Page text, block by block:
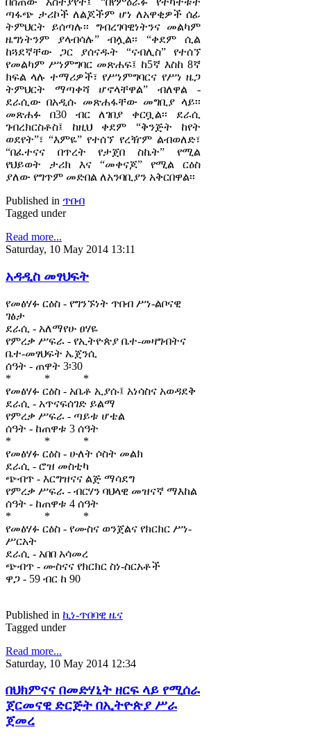
ጣፋጭ ታሪኮች ለልጆችም ሆነ ለአዋቂዎች ሰፊ
ትምህርት ይሰጣሉ፡፡ ግብረገባዊነትንና መልካም
ዜግነትንም ያላብሳሉ” ብሏል፡፡ “ቀደም ሲል
ከጓደኛቸው ጋር ያሰናዱት “ናብሊስ” የተሰኘ
የመልካም ሥነምግባር መጽሐፍ፤ ከ5ኛ እስከ 8ኛ
ክፍል ላሉ ተማሪዎች፣ የሥነምግባርና የሥነ ዜጋ
ትምህርት ማጣቀሻ ሆኖላቸዋል” ብለዋል -
ደራሲው በአዲሱ መጽሐፋቸው መግቢያ ላይ፡፡
መጽሐፉ በ30 ብር ለገበያ ቀርቧል፡፡ ደራሲ
ገብረክርስቶስ፤ ከዚህ ቀደም “ቅንጅት ከየት
ወደየት”፣ “እምዬ” የተሰኘ የረዥም ልብወለድ፣
“በፈተናና በጥረት የታጀበ ስኬት” የሚል
የህይወት ታሪክ እና “መቀናጆ” የሚል ርዕስ
ያለው የግጥም መድበል ለአንባቢያን አቅርበዋል፡፡
Published in ጥበብ
Tagged under
Read more...
Saturday, 10 May 2014 13:11
አዳዲስ መፃህፍት
የመፅሃፉ ርዕስ - የግንኙነት ጥበብ ሥነ-ልቦናዊ
ገፅታ
ደራሲ - አለማየሁ ፀሃዬ
የምረቃ ሥፍራ - የኢትዮጵያ ቤተ-መዛግብትና
ቤተ-መፃህፍት ኤጀንሲ
ሰዓት - ጠዋት 3፡30
* * *
የመፅሃፉ ርዕስ - አቤቶ ኢያሱ፤ አነሳስና አወዳደቅ
ደራሲ - አጥናፍሰገድ ይልማ
የምረቃ ሥፍራ - ጣይቱ ሆቴል
ሰዓት - ከጠዋቱ 3 ሰዓት
* * *
የመፅሃፉ ርዕስ - ሁለት ሶስት መልክ
ደራሲ - ሮዝ መስቲካ
ጭብጥ - እርግዝናና ልጅ ማሳደግ
የምረቃ ሥፍራ - ብርሃን ባህላዊ መዝናኛ ማእከል
ሰዓት - ከጠዋቱ 4 ሰዓት
* * *
የመፅሃፉ ርዕስ - የሙስና ወንጀልና የክርክር ሥነ-
ሥርአት
ደራሲ - አበበ አሳመረ
ጭብጥ - ሙስናና የክርክር ስነ-ስርአቶች
ዋጋ - 59 ብር ከ 90
Published in ኪነ-ጥበባዊ ዜና
Tagged under
Read more...
Saturday, 10 May 2014 12:34
በህክምናና በመድሃኒት ዘርፍ ላይ የሚሰራ
ጀርመናዊ ድርጅት በኢትዮጵያ ሥራ
ጀመረ